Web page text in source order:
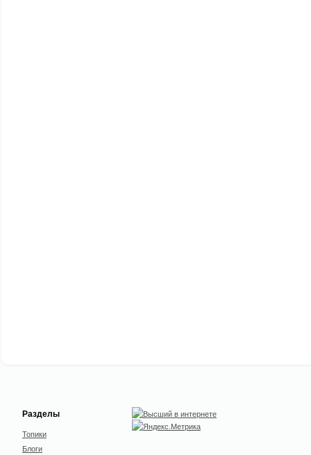
Разделы
Топики
Блоги